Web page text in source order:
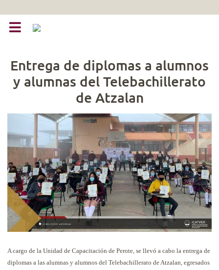
Entrega de diplomas a alumnos
y alumnas del Telebachillerato
de Atzalan
A cargo de la Unidad de Capacitación de Perote, se llevó a cabo la entrega de
diplomas a las alumnas y alumnos del Telebachillerato de Atzalan, egresados